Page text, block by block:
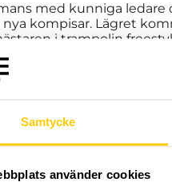
Samtycke
använder cookies
med kunniga ledare
kompisar. Lägret
i trampolin
6000 kvadratmeter
skatepark och
träning varvas med